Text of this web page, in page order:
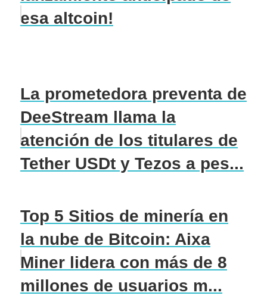
esa altcoin!
La prometedora preventa de
DeeStream llama la
atención de los titulares de
Tether USDt y Tezos a pes...
Top 5 Sitios de minería en
la nube de Bitcoin: Aixa
Miner lidera con más de 8
millones de usuarios m...